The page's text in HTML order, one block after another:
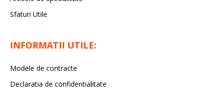
Sfaturi Utile
INFORMATII UTILE:
Modele de contracte
Declaratia de confidentialitate